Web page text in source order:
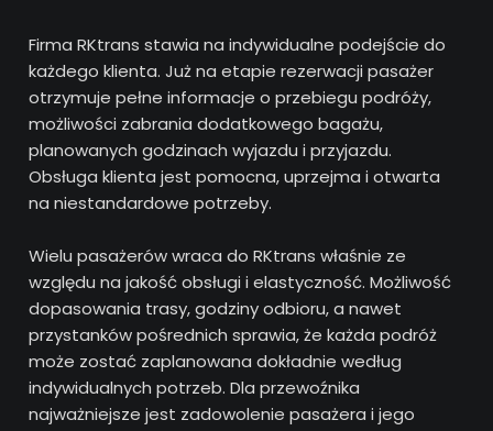
Firma RKtrans stawia na indywidualne podejście do
każdego klienta. Już na etapie rezerwacji pasażer
otrzymuje pełne informacje o przebiegu podróży,
możliwości zabrania dodatkowego bagażu,
planowanych godzinach wyjazdu i przyjazdu.
Obsługa klienta jest pomocna, uprzejma i otwarta
na niestandardowe potrzeby.
Wielu pasażerów wraca do RKtrans właśnie ze
względu na jakość obsługi i elastyczność. Możliwość
dopasowania trasy, godziny odbioru, a nawet
przystanków pośrednich sprawia, że każda podróż
może zostać zaplanowana dokładnie według
indywidualnych potrzeb. Dla przewoźnika
najważniejsze jest zadowolenie pasażera i jego